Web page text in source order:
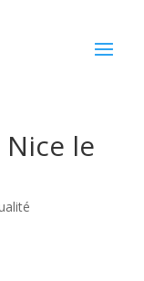
le